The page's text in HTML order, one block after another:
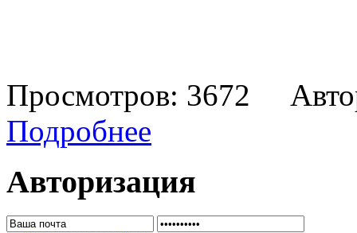
Просмотров: 3672
Подробнее
Авторизация